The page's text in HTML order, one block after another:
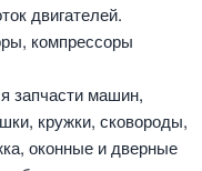
двигателей.
компрессоры
запчасти машин,
кружки, сковороды,
оконные и дверные